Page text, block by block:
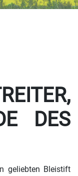
DES
geliebten Bleistift